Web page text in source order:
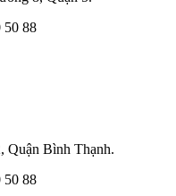
50 88
Quận Bình Thạnh.
50 88